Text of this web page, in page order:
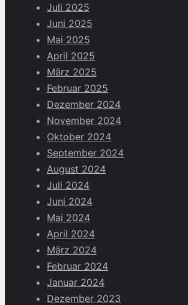
Juli 2025
Juni 2025
Mai 2025
April 2025
März 2025
Februar 2025
Dezember 2024
November 2024
Oktober 2024
September 2024
August 2024
Juli 2024
Juni 2024
Mai 2024
April 2024
März 2024
Februar 2024
Januar 2024
Dezember 2023